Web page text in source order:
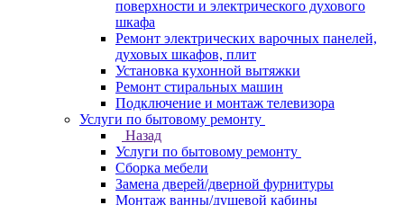
поверхности и электрического духового
шкафа
Ремонт электрических варочных панелей,
духовых шкафов, плит
Установка кухонной вытяжки
Ремонт стиральных машин
Подключение и монтаж телевизора
Услуги по бытовому ремонту
Назад
Услуги по бытовому ремонту
Сборка мебели
Замена дверей/дверной фурнитуры
Монтаж ванны/душевой кабины